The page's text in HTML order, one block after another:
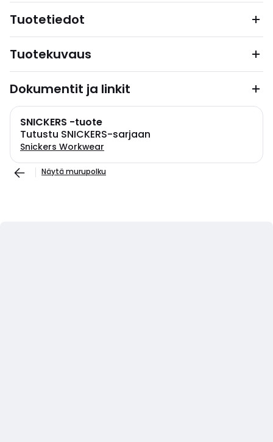
Tuotetiedot
Tuotekuvaus
Dokumentit ja linkit
SNICKERS -tuote
Tutustu SNICKERS-sarjaan
Snickers Workwear
Näytä murupolku